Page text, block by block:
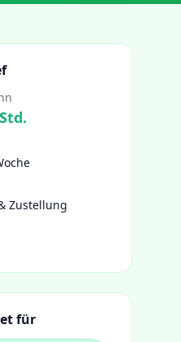
Zustellung
für